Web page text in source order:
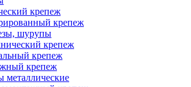
крепеж
крепеж
шурупы
крепеж
крепеж
крепеж
металлические